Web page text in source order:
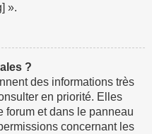
».
?
des informations très
en priorité. Elles
forum et dans le panneau
concernant les